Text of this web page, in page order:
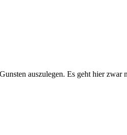
auszulegen. Es geht hier zwar